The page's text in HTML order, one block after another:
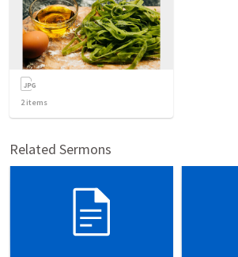
2items
Related Sermons